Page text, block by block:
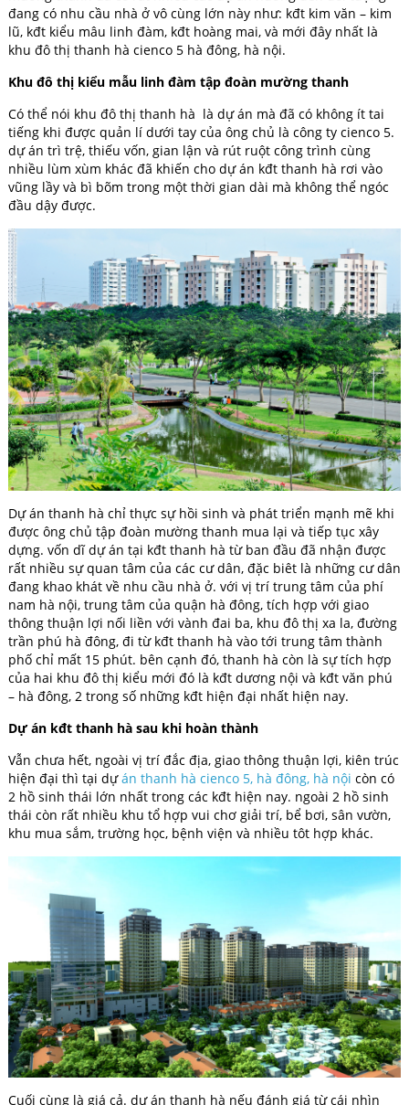
đang có nhu cầu nhà ở vô cùng lớn này như: kđt kim văn – kim
lũ, kđt kiểu mâu linh đàm, kđt hoàng mai, và mới đây nhất là
khu đô thị thanh hà cienco 5 hà đông, hà nội.
Khu đô thị kiểu mẫu linh đàm tập đoàn mường thanh
Có thể nói khu đô thị thanh hà là dự án mà đã có không ít tai
tiếng khi được quản lí dưới tay của ông chủ là công ty cienco 5.
dự án trì trệ, thiếu vốn, gian lận và rút ruột công trình cùng
nhiều lùm xùm khác đã khiến cho dự án kđt thanh hà rơi vào
vũng lầy và bì bõm trong một thời gian dài mà không thể ngóc
đầu dậy được.
Dự án thanh hà chỉ thực sự hồi sinh và phát triển mạnh mẽ khi
được ông chủ tập đoàn mường thanh mua lại và tiếp tục xây
dựng. vốn dĩ dự án tại kđt thanh hà từ ban đầu đã nhận được
rất nhiều sự quan tâm của các cư dân, đặc biêt là những cư dân
đang khao khát về nhu cầu nhà ở. với vị trí trung tâm của phí
nam hà nội, trung tâm của quận hà đông, tích hợp với giao
thông thuận lợi nối liền với vành đai ba, khu đô thị xa la, đường
trần phú hà đông, đi từ kđt thanh hà vào tới trung tâm thành
phố chỉ mất 15 phút. bên cạnh đó, thanh hà còn là sự tích hợp
của hai khu đô thị kiểu mới đó là kđt dương nội và kđt văn phú
– hà đông, 2 trong số những kđt hiện đại nhất hiện nay.
Dự án kđt thanh hà sau khi hoàn thành
Vẫn chưa hết, ngoài vị trí đắc địa, giao thông thuận lợi, kiên trúc
hiện đại thì tại dựán thanh hà cienco 5, hà đông, hà nội còn có
2 hồ sinh thái lớn nhất trong các kđt hiện nay. ngoài 2 hồ sinh
thái còn rất nhiều khu tổ hợp vui chơ giải trí, bể bơi, sân vườn,
khu mua sắm, trường học, bệnh viện và nhiều tôt hợp khác.
Cuối cùng là giá cả. dự án thanh hà nếu đánh giá từ cái nhìn